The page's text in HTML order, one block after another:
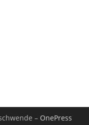
– OnePress